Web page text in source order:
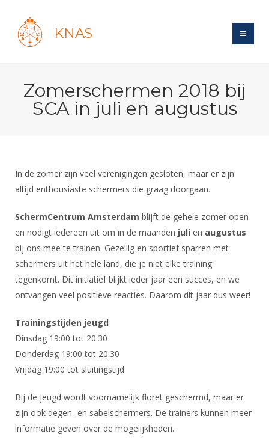
KNAS
Login
Forums
Evenement
Website
Gebruiksvoorwaarden
Handleiding
Historie
Bond
Bond
Sponsors en Partners
Organisatie
Bestuur
Commissies
Ereleden
Leden van Verdiensten
Bondsbureau
Schermen
Recreatiesport
Lichtzwaardschermen
Wedstrijdsport
Ranglijsten
Reglementen
Materiaal
Schermpaspoort
Rolstoelschermen
Wedstrijdkalender
Wat is topsport
Nieuws
NK's
Oranje
FBT
Talentontwikkeling
Atletencommissie
Internationale Titeltoernooien
Internationale aanmeldingen
Informatie
Spreekbeurtpakket
Ouders en vereniging
Jeugdkampen
Brassardsysteem
Voor coaches en leraren
Nieuws
Nationale opleidingen
Opleidingen
Leraar
Forums
Schermforum
Nieuws
Zoek Vereniging
NK organiseren
Zomerschermen 2018 bij
SCA in juli en augustus
In de zomer zijn veel verenigingen gesloten, maar er zijn
altijd enthousiaste schermers die graag doorgaan.
SchermCentrum Amsterdam blijft de gehele zomer open
en nodigt iedereen uit om in de maanden juli en augustus
bij ons mee te trainen. Gezellig en sportief sparren met
schermers uit het hele land, die je niet elke training
tegenkomt. Dit initiatief blijkt ieder jaar een succes, en we
ontvangen veel positieve reacties. Daarom dit jaar dus weer!
Trainingstijden jeugd
Dinsdag 19:00 tot 20:30
Donderdag 19:00 tot 20:30
Vrijdag 19:00 tot sluitingstijd
Bij de jeugd wordt voornamelijk floret geschermd, maar er
zijn ook degen- en sabelschermers. De trainers kunnen meer
informatie geven over de mogelijkheden.